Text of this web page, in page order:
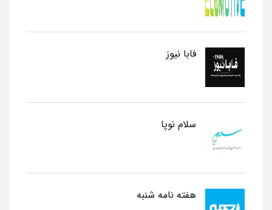
فابا نیوز
سلام نوپا
هفته نامه شنبه